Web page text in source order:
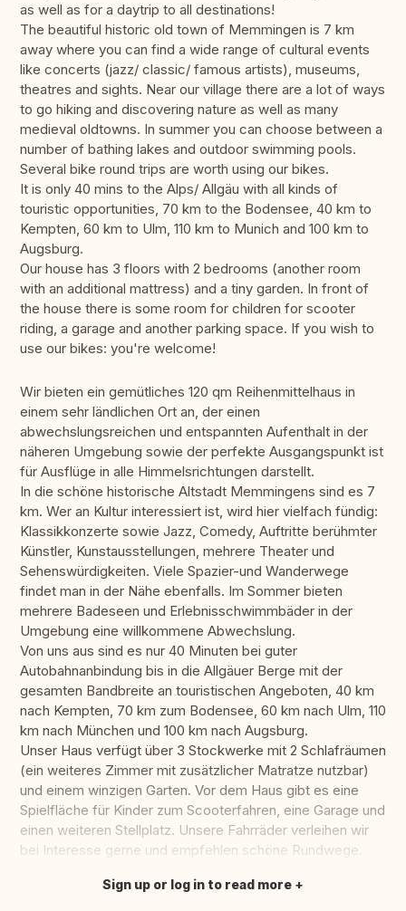
as well as for a daytrip to all destinations!
The beautiful historic old town of Memmingen is 7 km
away where you can find a wide range of cultural events
like concerts (jazz/ classic/ famous artists), museums,
theatres and sights. Near our village there are a lot of ways
to go hiking and discovering nature as well as many
medieval oldtowns. In summer you can choose between a
number of bathing lakes and outdoor swimming pools.
Several bike round trips are worth using our bikes.
It is only 40 mins to the Alps/ Allgäu with all kinds of
touristic opportunities, 70 km to the Bodensee, 40 km to
Kempten, 60 km to Ulm, 110 km to Munich and 100 km to
Augsburg.
Our house has 3 floors with 2 bedrooms (another room
with an additional mattress) and a tiny garden. In front of
the house there is some room for children for scooter
riding, a garage and another parking space. If you wish to
use our bikes: you're welcome!
Wir bieten ein gemütliches 120 qm Reihenmittelhaus in
einem sehr ländlichen Ort an, der einen
abwechslungsreichen und entspannten Aufenthalt in der
näheren Umgebung sowie der perfekte Ausgangspunkt ist
für Ausflüge in alle Himmelsrichtungen darstellt.
In die schöne historische Altstadt Memmingens sind es 7
km. Wer an Kultur interessiert ist, wird hier vielfach fündig:
Klassikkonzerte sowie Jazz, Comedy, Auftritte berühmter
Künstler, Kunstausstellungen, mehrere Theater und
Sehenswürdigkeiten. Viele Spazier-und Wanderwege
findet man in der Nähe ebenfalls. Im Sommer bieten
mehrere Badeseen und Erlebnisschwimmbäder in der
Umgebung eine willkommene Abwechslung.
Von uns aus sind es nur 40 Minuten bei guter
Autobahnanbindung bis in die Allgäuer Berge mit der
gesamten Bandbreite an touristischen Angeboten, 40 km
nach Kempten, 70 km zum Bodensee, 60 km nach Ulm, 110
km nach München und 100 km nach Augsburg.
Unser Haus verfügt über 3 Stockwerke mit 2 Schlafräumen
(ein weiteres Zimmer mit zusätzlicher Matratze nutzbar)
und einem winzigen Garten. Vor dem Haus gibt es eine
Spielfläche für Kinder zum Scooterfahren, eine Garage und
einen weiteren Stellplatz. Unsere Fahrräder verleihen wir
bei Interesse gerne und empfehlen schöne Rundwege.
Translate this
Sign up or log in to read more